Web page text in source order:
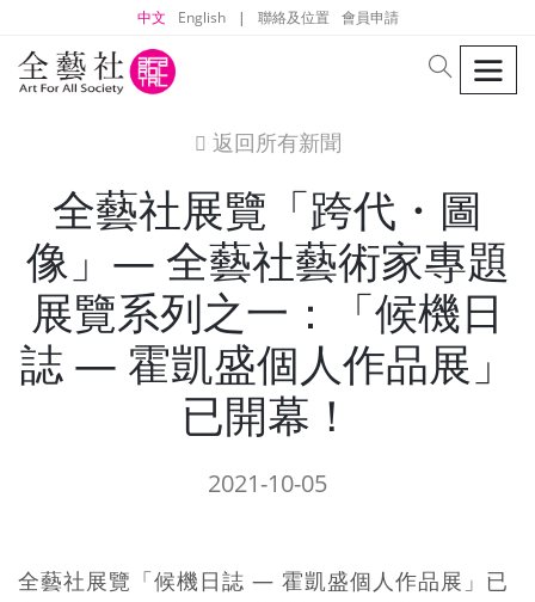
中文 English | 聯絡及位置 會員申請
search
icon
返回所有新聞
全藝社展覽「跨代・圖
像」— 全藝社藝術家專題
展覽系列之一：「候機日
誌 — 霍凱盛個人作品展」
已開幕！
2021-10-05
全藝社展覽「候機日誌 — 霍凱盛個人作品展」已